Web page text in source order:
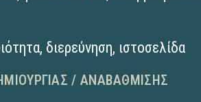
, διερεύνηση, ιστοσελίδα
/ ΑΝΑΒΆΘΜΙΣΗΣ